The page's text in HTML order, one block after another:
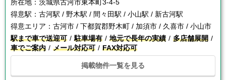
所在地： 茨城県古河市東本町3-4-5
得意駅： 古河駅 / 野木駅 / 間々田駅 / 小山駅 / 新古河駅
得意エリア： 古河市 / 下都賀郡野木町 / 加須市 / 久喜市 / 小山市
駅まで車で送迎可
駐車場有 地元で長年の実績
多店舗展開
車でご案内
メール対応可 FAX対応可
掲載物件一覧を見る